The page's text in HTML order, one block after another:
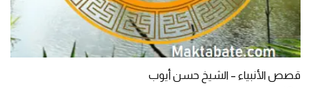
قصص الأنبياء – الشيخ حسن أيوب